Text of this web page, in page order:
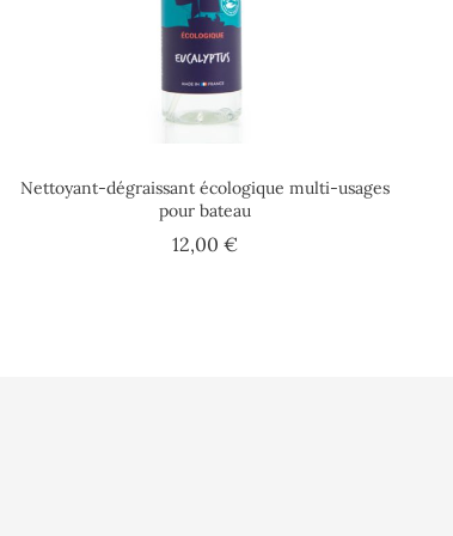
Nettoyant-dégraissant écologique multi-usages
pour bateau
12,00 €Prix